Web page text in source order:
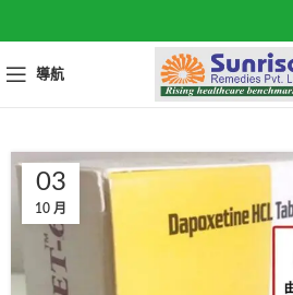
導航
03
10 月